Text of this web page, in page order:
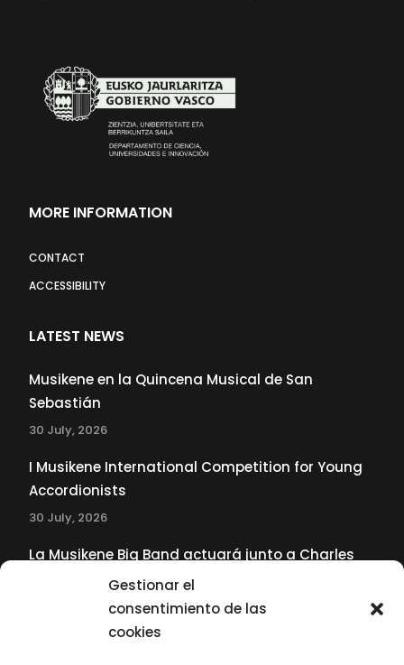
Gestionar el
consentimiento de las
cookies
MORE INFORMATION
CONTACT
ACCESSIBILITY
LATEST NEWS
Musikene en la Quincena Musical de San
Sebastián
30 July, 2026
I Musikene International Competition for Young
Accordionists
30 July, 2026
La Musikene Big Band actuará junto a Charles
Tolliver en el 61 Jazzaldia